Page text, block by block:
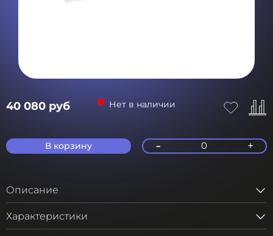
40 080 руб Нет в наличии
В корзину - 0 +
Описание
Характеристики